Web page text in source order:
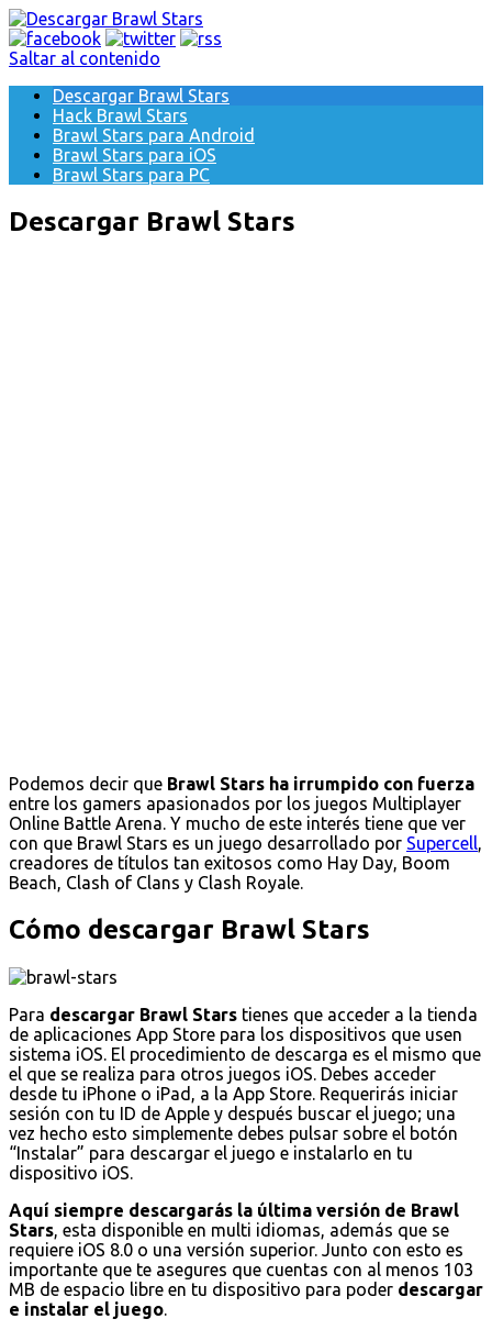
Saltar al contenido
Descargar Brawl Stars
Hack Brawl Stars
Brawl Stars para Android
Brawl Stars para iOS
Brawl Stars para PC
Descargar Brawl Stars
Podemos decir que Brawl Stars ha irrumpido con fuerza
entre los gamers apasionados por los juegos Multiplayer
Online Battle Arena. Y mucho de este interés tiene que ver
con que Brawl Stars es un juego desarrollado por Supercell,
creadores de títulos tan exitosos como Hay Day, Boom
Beach, Clash of Clans y Clash Royale.
Cómo descargar Brawl Stars
Para descargar Brawl Stars tienes que acceder a la tienda
de aplicaciones App Store para los dispositivos que usen
sistema iOS. El procedimiento de descarga es el mismo que
el que se realiza para otros juegos iOS. Debes acceder
desde tu iPhone o iPad, a la App Store. Requerirás iniciar
sesión con tu ID de Apple y después buscar el juego; una
vez hecho esto simplemente debes pulsar sobre el botón
“Instalar” para descargar el juego e instalarlo en tu
dispositivo iOS.
Aquí siempre descargarás la última versión de Brawl
Stars, esta disponible en multi idiomas, además que se
requiere iOS 8.0 o una versión superior. Junto con esto es
importante que te asegures que cuentas con al menos 103
MB de espacio libre en tu dispositivo para poder descargar
e instalar el juego.